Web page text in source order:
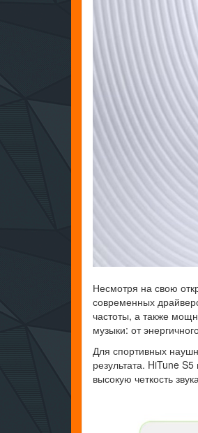
Несмотря на свою
современных
частоты, а также
музыки: от
Для спортивных
результата. HiTune
высокую четкость